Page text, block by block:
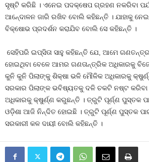
ସୃଷ୍ଟି କରିଛି । ଏନେଇ ପଦକ୍ଷେପ ଗ୍ରହଣ ନକରିବା
ଆନେ୍ଦାଳନ ଜାରି ରଖିବ ବୋଲି କହିଛନ୍ତି । ଯାହାକୁ ନେଇ
ବିକ୍ଷୋଭ ପ୍ରଦର୍ଶନ କରାଯିବ ବୋଲି ସେ କହିଛନ୍ତି ।
ସେହିପରି ଇପ୍ସିତା ସାହୁ କହିଛନ୍ତି ଯେ, ଆମେ ଗଣତନ୍ତ୍ର
ହୋଇଥିବା ବେଳେ ଆମର ଗଣତାନ୍ତ୍ରିକ ଅଧିକାରକୁ
କୁନି କୁନି ପିଲାଙ୍କୁ ଶିକ୍ଷା ଭଳି ମୌଳିକ ଅଧିକାରକୁ
ସରକାର ପିଲାଙ୍କ ଭବିଷ୍ୟତକୁ ଦଳି ଚକଟି ନଷ୍ଟ କରିବା
ଅଧିକାରକୁ କ୍ଷୁର୍ଣ୍ଣ କରୁଛନ୍ତି । ତ୍ରୁଟି ପୂର୍ଣ୍ଣ ପୁସ୍ତକ
ଓଡ଼ିଶା ଆଜି ନିନ୍ଦିତ ହୋଇଛି । ତ୍ରୁଟି ପୂର୍ଣ୍ଣ ପୁସ୍ତକ
ସରକାରୀ କଳ ଦାୟୀ ବୋଲି କହିଛନ୍ତି ।